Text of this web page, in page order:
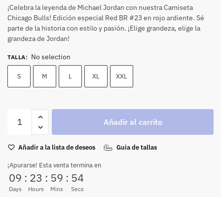
¡Celebra la leyenda de Michael Jordan con nuestra Camiseta
Chicago Bulls! Edición especial Red BR #23 en rojo ardiente. Sé
parte de la historia con estilo y pasión. ¡Elige grandeza, elige la
grandeza de Jordan!
TALLA: No selection
S M L XL XXL
Añadir al carrito
Añadir a la lista de deseos Guia de tallas
¡Apurarse! Esta venta termina en
09
Days
: 23
Hours
: 59
Mins
: 53
Secs